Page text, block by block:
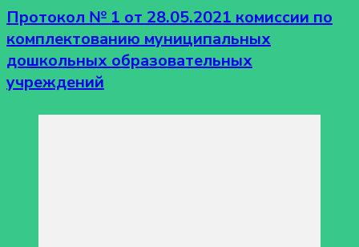
Протокол № 1 от 28.05.2021 комиссии по
комплектованию муниципальных
дошкольных образовательных
учреждений